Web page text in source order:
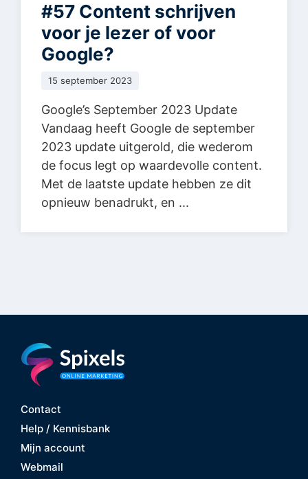
#57 Content schrijven
voor je lezer of voor
Google?
15 september 2023
Google’s September 2023 Update
Vandaag heeft Google de september
2023 update uitgerold, die wederom
de focus legt op waardevolle content.
Met de laatste update hebben ze dit
opnieuw benadrukt, en ...
Contact
Help / Kennisbank
Mijn account
Webmail